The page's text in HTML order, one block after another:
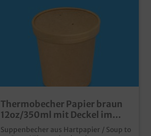
Thermobecher Papier braun
12oz/350ml mit Deckel im
Kombipack 250St
Suppenbecher aus Hartpapier / Soup to